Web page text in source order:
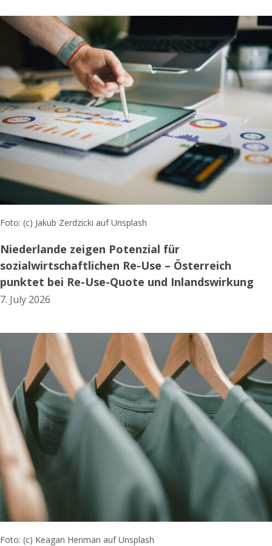
Foto: (c) Jakub Zerdzicki auf Unsplash
Niederlande zeigen Potenzial für
sozialwirtschaftlichen Re-Use – Österreich
punktet bei Re-Use-Quote und Inlandswirkung
7. July 2026
Foto: (c) Keagan Henman auf Unsplash